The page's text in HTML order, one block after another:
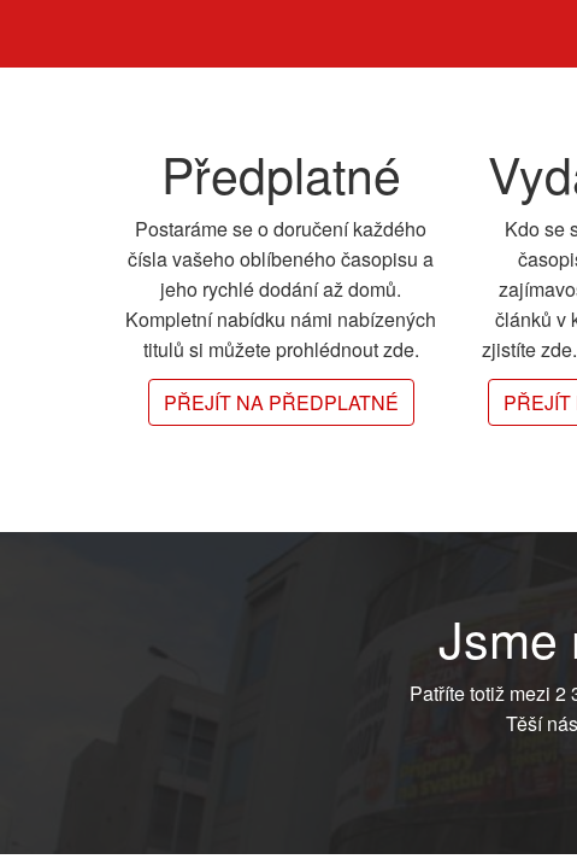
Předplatné
Postaráme se o doručení každého
čísla vašeho oblíbeného časopisu a
jeho rychlé dodání až domů.
Kompletní nabídku námi nabízených
titulů si můžete prohlédnout zde.
PŘEJÍT NA PŘEDPLATNÉ
Kdo se
článků v
zjistíte
PŘEJÍT
Jsme
Patříte totiž mezi 2
Těší